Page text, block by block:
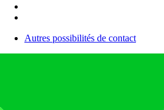
Autres possibilités de contact